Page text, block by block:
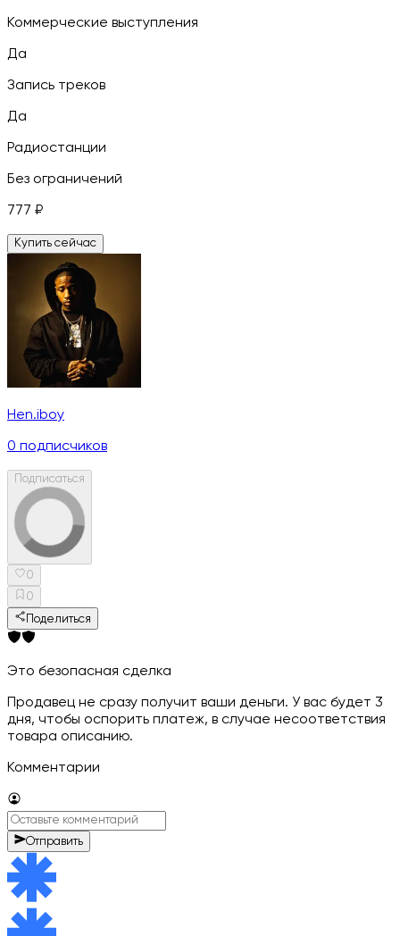
Коммерческие выступления
Да
Запись треков
Да
Радиостанции
Без ограничений
777 ₽
Купить сейчас
Hen.iboy
0 подписчиков
Подписаться
0
0
Поделиться
Это безопасная сделка
Продавец не сразу получит ваши деньги. У вас будет 3
дня, чтобы оспорить платеж, в случае несоответствия
товара описанию.
Комментарии
Отправить